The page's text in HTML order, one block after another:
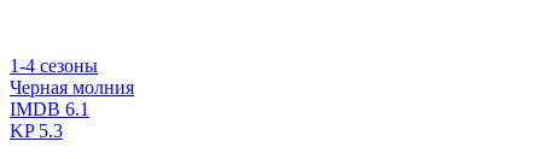
1-4 сезоны
Черная молния
IMDB 6.1
KP5.3